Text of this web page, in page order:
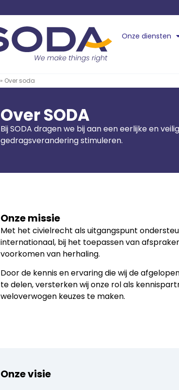
Onze diensten
» Over soda
Over SODA
Bij SODA dragen we bij aan een eerlijke en
gedragsverandering stimuleren.
Onze missie
Met het civielrecht als uitgangspunt
internationaal, bij het toepassen van
voorkomen van herhaling.
Door de kennis en ervaring die wij de
te delen, versterken wij onze rol als
weloverwogen keuzes te maken.
Onze visie